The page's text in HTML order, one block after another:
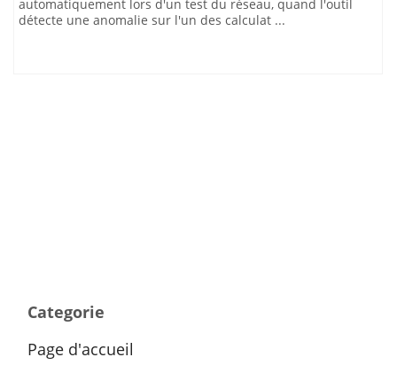
automatiquement lors d'un test du réseau, quand l'outil
détecte une anomalie sur l'un des calculat ...
Categorie
Page d'accueil